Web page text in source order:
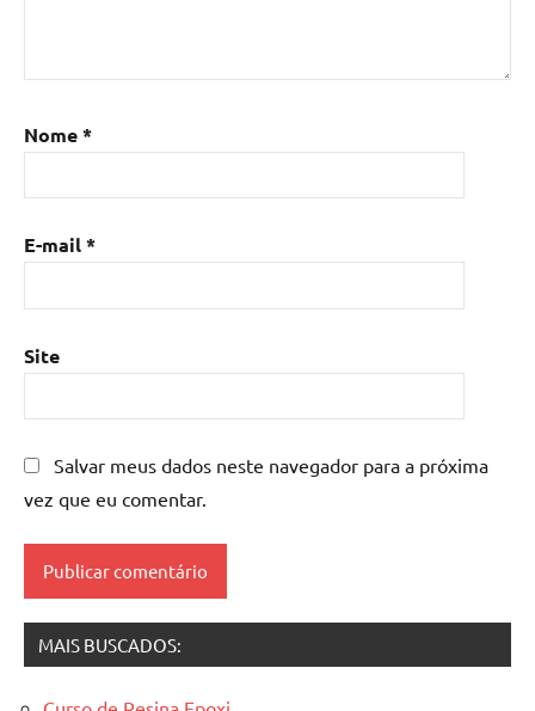
de
com
madeira
mesa
epoxi
mesa
de
madeira
mesas
resinadas
Nome*
E-mail*
Site
Salvar meus dados neste navegador para a próxima
vez que eu comentar.
MAIS BUSCADOS: